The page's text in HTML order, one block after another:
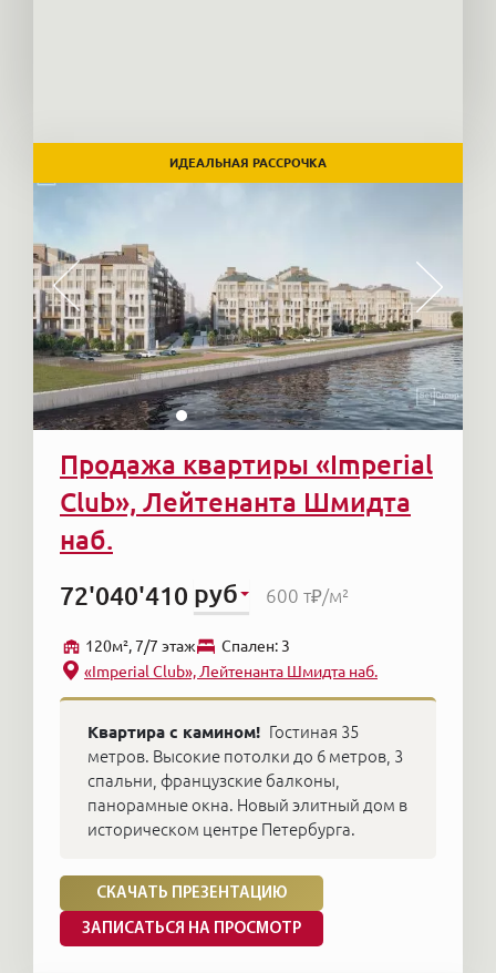
ИДЕАЛЬНАЯ РАССРОЧКА
Продажа квартиры «Imperial
Club», Лейтенанта Шмидта
наб.
72'040'410 руб 600 т₽/м²
120м², 7/7 этаж
Cпален: 3
«Imperial Club», Лейтенанта Шмидта наб.
Квартира с камином! Гостиная 35
метров. Высокие потолки до 6 метров, 3
спальни, французские балконы,
панорамные окна. Новый элитный дом в
историческом центре Петербурга.
СКАЧАТЬ ПРЕЗЕНТАЦИЮ
ЗАПИСАТЬСЯ НА ПРОСМОТР